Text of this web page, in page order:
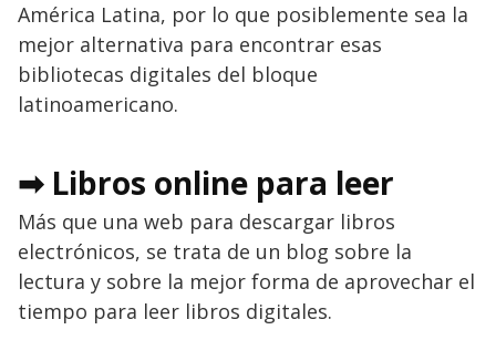
América Latina, por lo que posiblemente sea la
mejor alternativa para encontrar esas
bibliotecas digitales del bloque
latinoamericano.
➡ Libros online para leer
Más que una web para descargar libros
electrónicos, se trata de un blog sobre la
lectura y sobre la mejor forma de aprovechar el
tiempo para leer libros digitales.